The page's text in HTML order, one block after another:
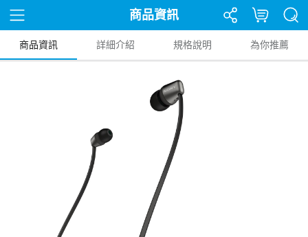
商品資訊
商品資訊 詳細介紹 規格說明 為你推薦